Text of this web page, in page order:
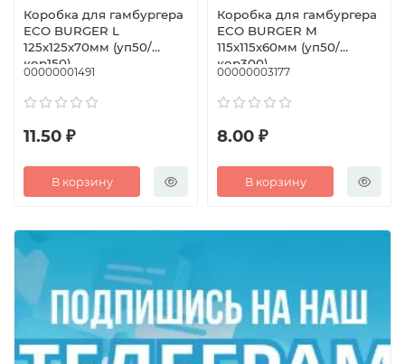
Коробка для гамбургера
ECO BURGER L
125х125х70мм (уп50/
кор150)
00000001491
11.50 ₽
В корзину
Коробка для гамбургера
ECO BURGER М
115х115х60мм (уп50/
кор300)
00000003177
8.00 ₽
В корзину